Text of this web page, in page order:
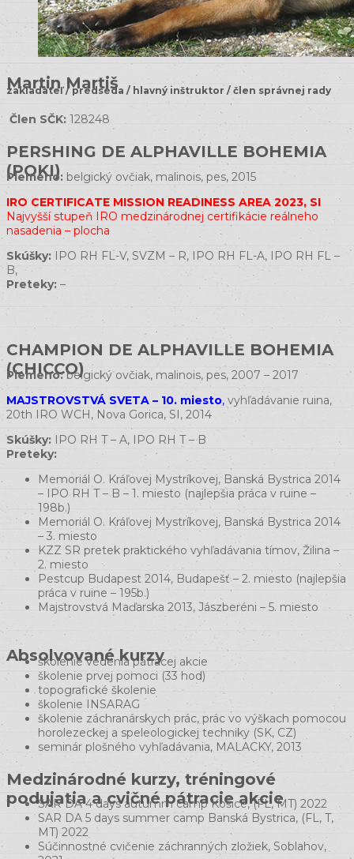
Martin Martiš
zakladateľ / predseda / hlavný inštruktor / člen správnej rady
Člen SČK: 128248
PERSHING DE ALPHAVILLE BOHEMIA
(POKI)
Plemeno: belgický ovčiak, malinois, pes, 2015
IRO CERTIFICATE MISSION READINESS AREA 2023, SI
Najvyšší stupeň IRO medzinárodnej certifikácie reálneho
nasadenia – plocha
Skúšky: IPO RH FL-V, SVZM – R, IPO RH FL-A, IPO RH FL –
B,
Preteky: –
CHAMPION DE ALPHAVILLE BOHEMIA
(CHICCO)
Plemeno:belgický ovčiak, malinois, pes, 2007 – 2017
MAJSTROVSTVÁ SVETA – 10. miesto, vyhľadávanie ruina,
20th IRO WCH, Nova Gorica, SI, 2014
Skúšky: IPO RH T – A, IPO RH T – B
Preteky:
Memoriál O. Kráľovej Mystríkovej, Banská Bystrica 2014
– IPO RH T – B – 1. miesto (najlepšia práca v ruine –
198b.)
Memoriál O. Kráľovej Mystríkovej, Banská Bystrica 2014
– 3. miesto
KZZ SR pretek praktického vyhľadávania tímov, Žilina –
2. miesto
Pestcup Budapest 2014, Budapešť – 2. miesto (najlepšia
práca v ruine – 195b.)
Majstrovstvá Maďarska 2013, Jászberéni – 5. miesto
Absolvované kurzy
školenie vedenia pátracej akcie
školenie prvej pomoci (33 hod)
topografické školenie
školenie INSARAG
školenie záchranárskych prác, prác vo výškach pomocou
horolezeckej a speleologickej techniky (SK, CZ)
seminár plošného vyhľadávania, MALACKY, 2013
Medzinárodné kurzy, tréningové
podujatia a cvičné pátracie akcie
SAR DA 4 days autumm camp Košice, (FL, MT) 2022
SAR DA 5 days summer camp Banská Bystrica, (FL, T,
MT) 2022
Súčinnostné cvičenie záchranných zložiek, Soblahov,